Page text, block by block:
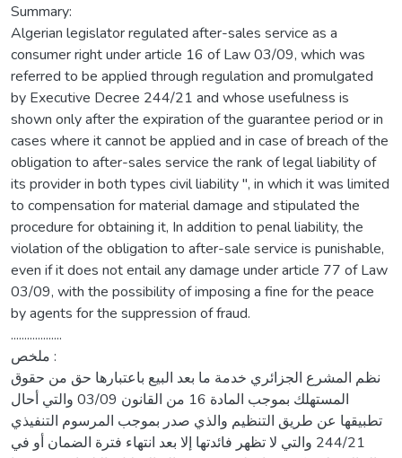
Summary:
Algerian legislator regulated after-sales service as a
consumer right under article 16 of Law 03/09, which was
referred to be applied through regulation and promulgated
by Executive Decree 244/21 and whose usefulness is
shown only after the expiration of the guarantee period or in
cases where it cannot be applied and in case of breach of the
obligation to after-sales service the rank of legal liability of
its provider in both types civil liability ", in which it was limited
to compensation for material damage and stipulated the
procedure for obtaining it, In addition to penal liability, the
violation of the obligation to after-sale service is punishable,
even if it does not entail any damage under article 77 of Law
03/09, with the possibility of imposing a fine for the peace
by agents for the suppression of fraud.
...................
ملخص :
نظم المشرع الجزائري خدمة ما بعد البيع باعتبارها حق من حقوق
المستهلك بموجب المادة 16 من القانون 03/09 والتي أحال
تطبيقها عن طريق التنظيم والذي صدر بموجب المرسوم التنفيذي
244/21 والتي لا تظهر فائدتها إلا بعد انتهاء فترة الضمان أو في